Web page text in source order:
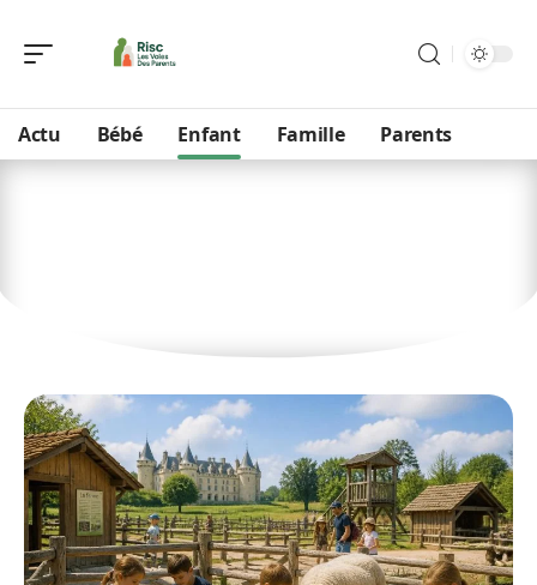
Actu Bébé Enfant Famille Parents